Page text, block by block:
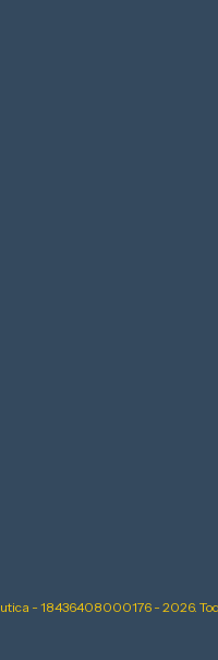
- 18436408000176 - 2026.